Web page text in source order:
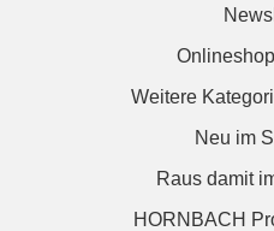
Weitere
Neu im
Raus damit
HORNBACH